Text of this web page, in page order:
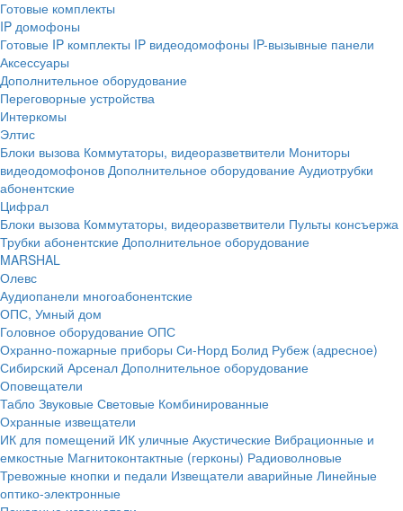
Готовые комплекты
IP домофоны
Готовые IP комплекты IP видеодомофоны IP-вызывные панели
Аксессуары
Дополнительное оборудование
Переговорные устройства
Интеркомы
Элтис
Блоки вызова Коммутаторы, видеоразветвители Мониторы
видеодомофонов Дополнительное оборудование Аудиотрубки
абонентские
Цифрал
Блоки вызова Коммутаторы, видеоразветвители Пульты консъержа
Трубки абонентские Дополнительное оборудование
MARSHAL
Олевс
Аудиопанели многоабонентские
ОПС, Умный дом
Головное оборудование ОПС
Охранно-пожарные приборы Си-Норд Болид Рубеж (адресное)
Сибирский Арсенал Дополнительное оборудование
Оповещатели
Табло Звуковые Световые Комбинированные
Охранные извещатели
ИК для помещений ИК уличные Акустические Вибрационные и
емкостные Магнитоконтактные (герконы) Радиоволновые
Тревожные кнопки и педали Извещатели аварийные Линейные
оптико-электронные